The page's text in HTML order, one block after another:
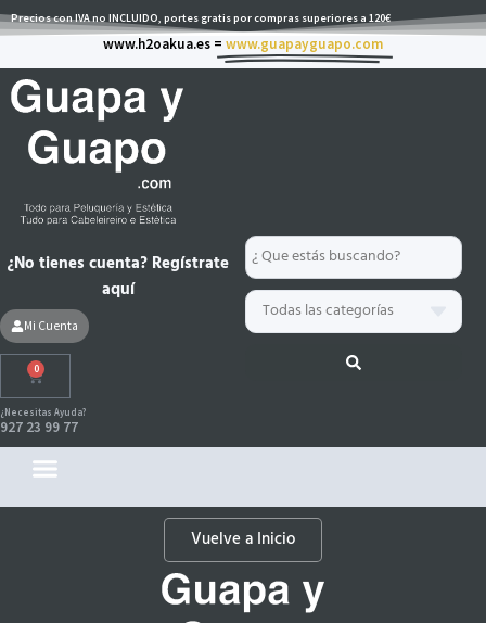
Ir
al
contenido
Precios con IVA no INCLUIDO, portes gratis por compras superiores a 120€
www.h2oakua.es = www.guapayguapo.com
Search
...
¿No tienes cuenta? Regístrate
aquí
Mi Cuenta
0
Carrito
¿Necesitas Ayuda?
927 23 99 77
Vuelve a Inicio